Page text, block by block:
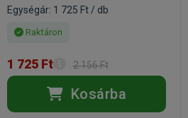
Egységár: 1 725 Ft / db
Raktáron
1 725 Ft 2 156 Ft
Kosárba